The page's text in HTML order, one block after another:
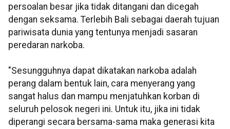
persoalan besar jika tidak ditangani dan dicegah
dengan seksama. Terlebih Bali sebagai daerah tujuan
pariwisata dunia yang tentunya menjadi sasaran
peredaran narkoba.
"Sesungguhnya dapat dikatakan narkoba adalah
perang dalam bentuk lain, cara menyerang yang
sangat halus dan mampu menjatuhkan korban di
seluruh pelosok negeri ini. Untuk itu, jika ini tidak
diperangi secara bersama-sama maka generasi kita